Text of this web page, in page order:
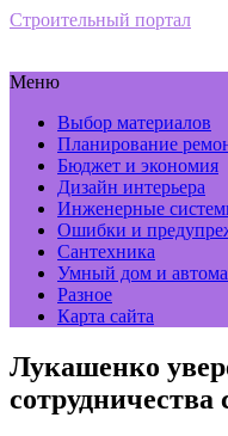
Строительный портал
Меню
Выбор материалов
Планирование
Бюджет и экономия
Дизайн интерьера
Инженерные
Ошибки и
Сантехника
Умный дом и
Разное
Карта сайта
Лукашенко